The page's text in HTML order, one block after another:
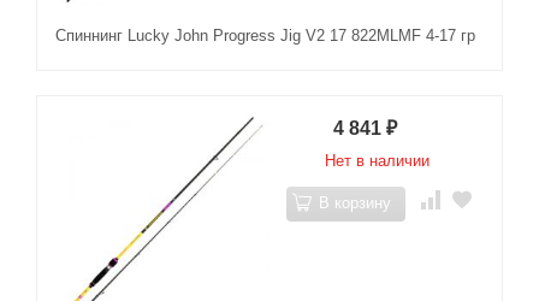
Спиннинг Lucky John Progress Jig V2 17 822MLMF 4-17 гр
4 841 ₽
Нет в наличии
В корзину